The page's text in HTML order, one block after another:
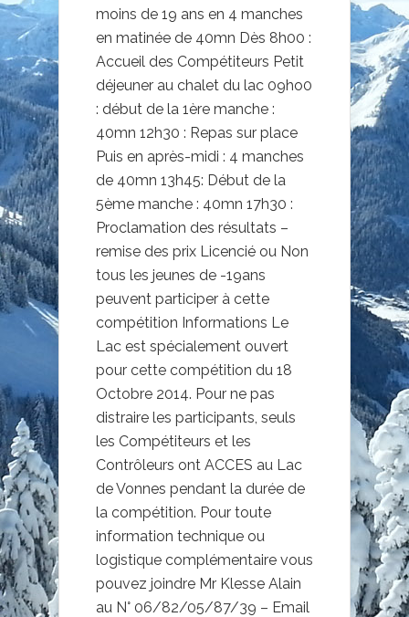
moins de 19 ans en 4 manches
en matinée de 40mn Dès 8h00 :
Accueil des Compétiteurs Petit
déjeuner au chalet du lac 09ho0
: début de la 1ère manche :
40mn 12h30 : Repas sur place
Puis en après-midi : 4 manches
de 40mn 13h45: Début de la
5ème manche : 40mn 17h30 :
Proclamation des résultats –
remise des prix Licencié ou Non
tous les jeunes de -19ans
peuvent participer à cette
compétition Informations Le
Lac est spécialement ouvert
pour cette compétition du 18
Octobre 2014. Pour ne pas
distraire les participants, seuls
les Compétiteurs et les
Contrôleurs ont ACCES au Lac
de Vonnes pendant la durée de
la compétition. Pour toute
information technique ou
logistique complémentaire vous
pouvez joindre Mr Klesse Alain
au N° 06/82/05/87/39 – Email